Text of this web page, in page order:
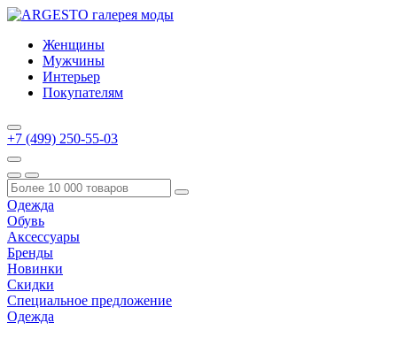
Женщины
Мужчины
Интерьер
Покупателям
+7 (499) 250-55-03
Одежда
Обувь
Аксессуары
Бренды
Новинки
Скидки
Специальное предложение
Одежда